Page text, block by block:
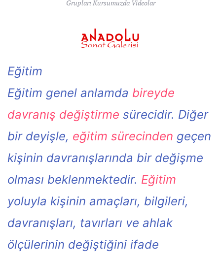
Grupları Kursumuzda Videolar
Eğitim
Eğitim genel anlamda bireyde
davranış değiştirme sürecidir. Diğer
bir deyişle, eğitim sürecinden geçen
kişinin davranışlarında bir değişme
olması beklenmektedir. Eğitim
yoluyla kişinin amaçları, bilgileri,
davranışları, tavırları ve ahlak
ölçülerinin değiştiğini ifade